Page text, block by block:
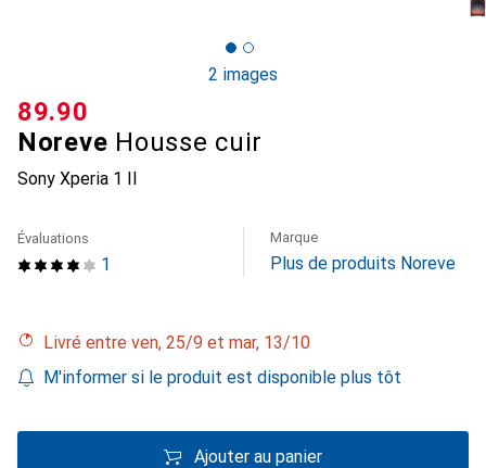
2 images
Noreve Housse cuir
Sony Xperia 1 II
CHF
89.90
1
Évaluations Marque
Plus de produits Noreve
Livré entre ven, 25/9 et mar, 13/10
M'informer si le produit est disponible plus tôt
Ajouter au panier